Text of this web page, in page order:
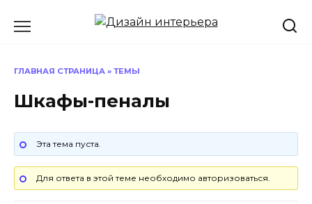
ГЛАВНАЯ СТРАНИЦА » ТЕМЫ
Шкафы-пеналы
Эта тема пуста.
Для ответа в этой теме необходимо авторизоваться.